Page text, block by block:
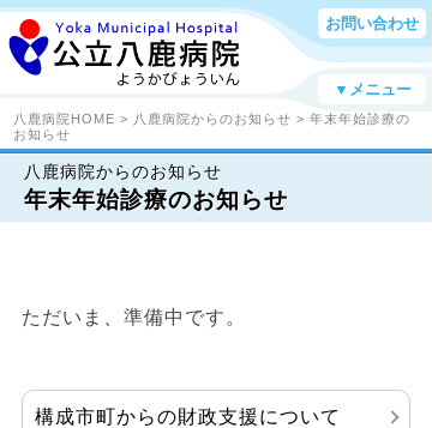
お問い合わせ
▼メニュー
八鹿病院HOME > 八鹿病院からのお知らせ > 年末年始診療の
お知らせ
八鹿病院からのお知らせ
年末年始診療のお知らせ
ただいま、準備中です。
構成市町からの財政支援について